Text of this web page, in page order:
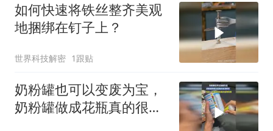
如何快速将铁丝整齐美观
地捆绑在钉子上？
世界科技解密 1跟贴
奶粉罐也可以变废为宝，
奶粉罐做成花瓶真的很漂